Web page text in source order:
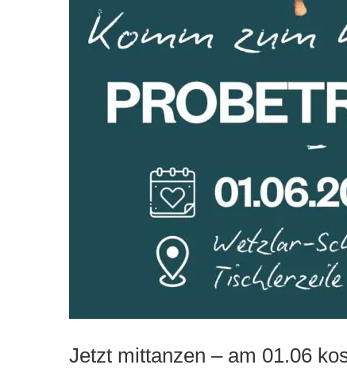
Jetzt mittanzen – am 01.06